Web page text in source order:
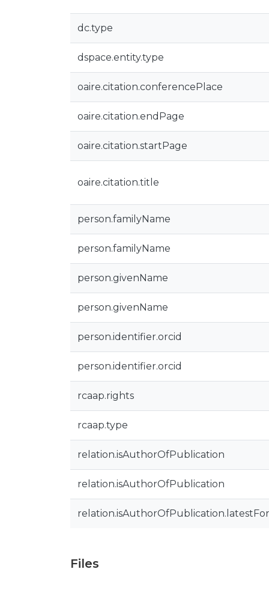
dc.type
dspace.entity.type
oaire.citation.conferencePlace
oaire.citation.endPage
oaire.citation.startPage
oaire.citation.title
person.familyName
person.familyName
person.givenName
person.givenName
person.identifier.orcid
person.identifier.orcid
rcaap.rights
rcaap.type
relation.isAuthorOfPublication
relation.isAuthorOfPublication
Files